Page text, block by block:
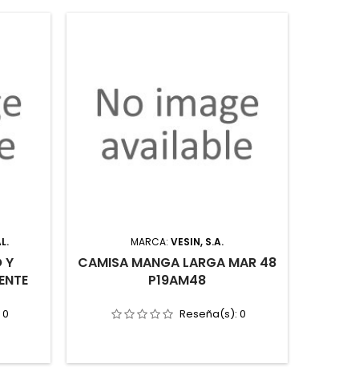
Y
0
MARCA: VESIN, S.A.
CAMISA MANGA LARGA MAR 48
P19AM48
Reseña(s): 0